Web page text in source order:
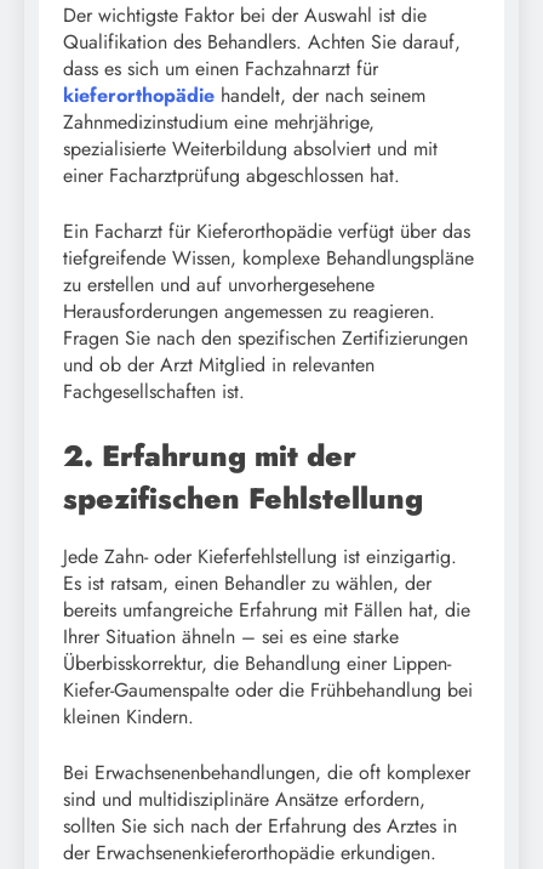
Der wichtigste Faktor bei der Auswahl ist die
Qualifikation des Behandlers. Achten Sie darauf,
dass es sich um einen Fachzahnarzt für
kieferorthopädie handelt, der nach seinem
Zahnmedizinstudium eine mehrjährige,
spezialisierte Weiterbildung absolviert und mit
einer Facharztprüfung abgeschlossen hat.
Ein Facharzt für Kieferorthopädie verfügt über das
tiefgreifende Wissen, komplexe Behandlungspläne
zu erstellen und auf unvorhergesehene
Herausforderungen angemessen zu reagieren.
Fragen Sie nach den spezifischen Zertifizierungen
und ob der Arzt Mitglied in relevanten
Fachgesellschaften ist.
2. Erfahrung mit der
spezifischen Fehlstellung
Jede Zahn- oder Kieferfehlstellung ist einzigartig.
Es ist ratsam, einen Behandler zu wählen, der
bereits umfangreiche Erfahrung mit Fällen hat, die
Ihrer Situation ähneln – sei es eine starke
Überbisskorrektur, die Behandlung einer Lippen-
Kiefer-Gaumenspalte oder die Frühbehandlung bei
kleinen Kindern.
Bei Erwachsenenbehandlungen, die oft komplexer
sind und multidisziplinäre Ansätze erfordern,
sollten Sie sich nach der Erfahrung des Arztes in
der Erwachsenenkieferorthopädie erkundigen.